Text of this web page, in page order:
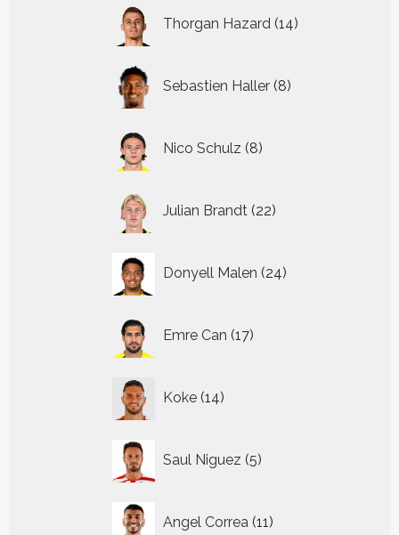
Thorgan Hazard 14
producten
Sebastien Haller 8
producten
Nico Schulz 8
producten
Julian Brandt 22
producten
Donyell Malen 24
producten
Emre Can 17
producten
Koke 14
producten
Saul Niguez 5
producten
Angel Correa 11